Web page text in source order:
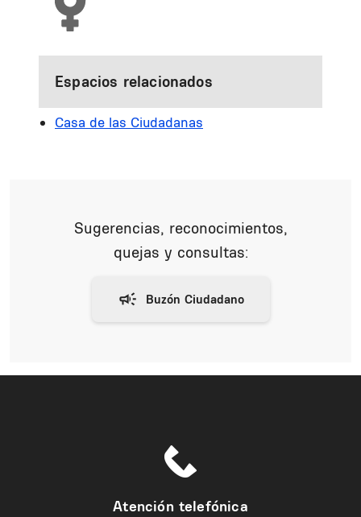
Espacios relacionados
Casa de las Ciudadanas
Sugerencias, reconocimientos,
quejas y consultas:
Atención telefónica